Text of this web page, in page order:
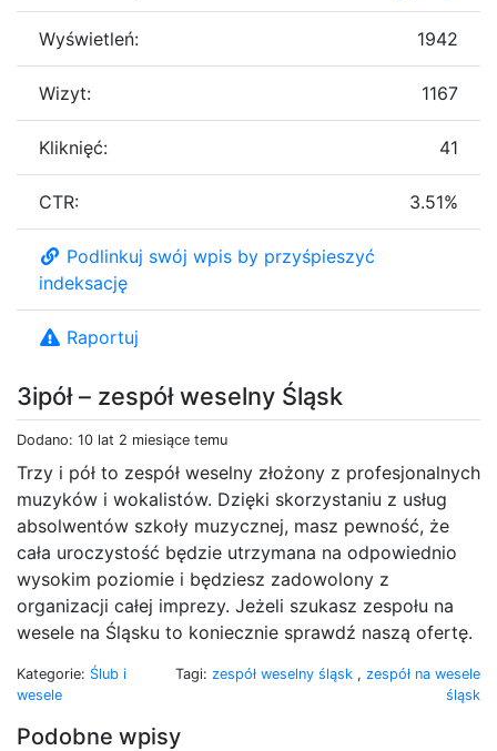
3ipół – zespół weselny Śląsk
Dodano: 10 lat 2 miesiące temu
Trzy i pół to zespół weselny złożony z profesjonalnych
muzyków i wokalistów. Dzięki skorzystaniu z usług
absolwentów szkoły muzycznej, masz pewność, że
cała uroczystość będzie utrzymana na odpowiednio
wysokim poziomie i będziesz zadowolony z
organizacji całej imprezy. Jeżeli szukasz zespołu na
wesele na Śląsku to koniecznie sprawdź naszą ofertę.
Kategorie: Ślub i
wesele
Tagi: zespół weselny śląsk , zespół na wesele
śląsk
Podobne wpisy
Wyświetleń: 1942
Wizyt: 1167
Kliknięć: 41
CTR: 3.51%
Podlinkuj swój wpis by przyśpieszyć
indeksację
Raportuj